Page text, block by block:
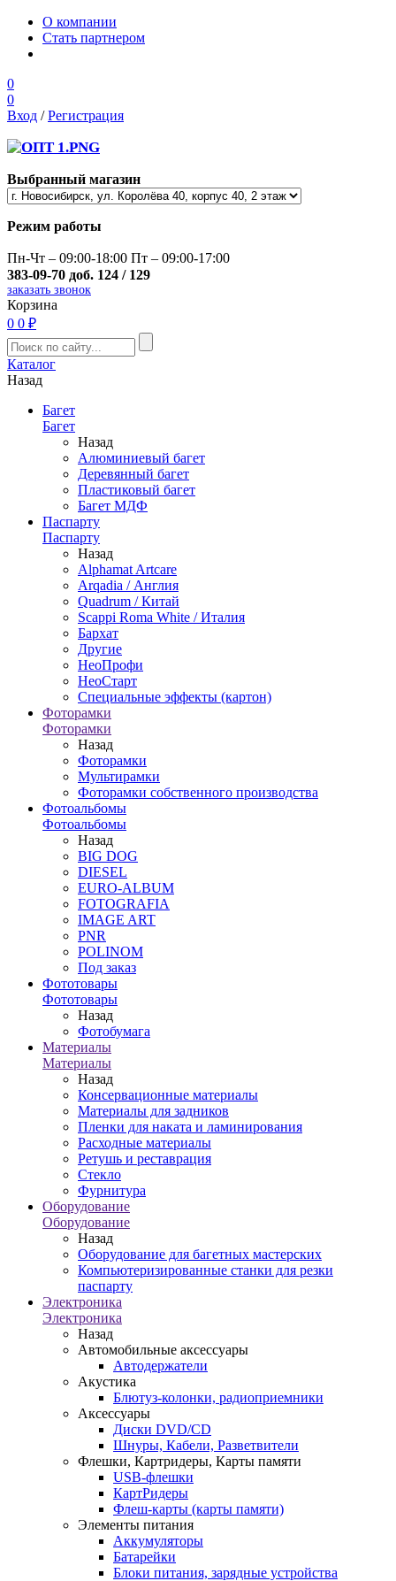
О компании
Стать партнером
0
0
Вход /Регистрация
Выбранный магазин
Режим работы
Пн-Чт – 09:00-18:00 Пт – 09:00-17:00
383-09-70 доб. 124 / 129
заказать звонок
Корзина
0 0 ₽
Каталог
Назад
Багет
Багет
Назад
Алюминиевый багет
Деревянный багет
Пластиковый багет
Багет МДФ
Паспарту
Паспарту
Назад
Alphamat Artcare
Arqadia / Англия
Quadrum / Китай
Scappi Roma White / Италия
Бархат
Другие
НеоПрофи
НеоСтарт
Специальные эффекты (картон)
Фоторамки
Фоторамки
Назад
Фоторамки
Мультирамки
Фоторамки собственного производства
Фотоальбомы
Фотоальбомы
Назад
BIG DOG
DIESEL
EURO-ALBUM
FOTOGRAFIA
IMAGE ART
PNR
POLINOM
Под заказ
Фототовары
Фототовары
Назад
Фотобумага
Материалы
Материалы
Назад
Консервационные материалы
Материалы для задников
Пленки для наката и ламинирования
Расходные материалы
Ретушь и реставрация
Стекло
Фурнитура
Оборудование
Оборудование
Назад
Оборудование для багетных мастерских
Компьютеризированные станки для резки
паспарту
Электроника
Электроника
Назад
Автомобильные аксессуары
Автодержатели
Акустика
Блютуз-колонки, радиоприемники
Аксессуары
Диски DVD/CD
Шнуры, Кабели, Разветвители
Флешки, Картридеры, Карты памяти
USB-флешки
КартРидеры
Флеш-карты (карты памяти)
Элементы питания
Аккумуляторы
Батарейки
Блоки питания, зарядные устройства